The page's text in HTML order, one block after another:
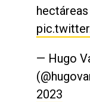
hectáreas
— Hugo
2023